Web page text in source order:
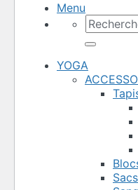
Menu
pour :
YOGA